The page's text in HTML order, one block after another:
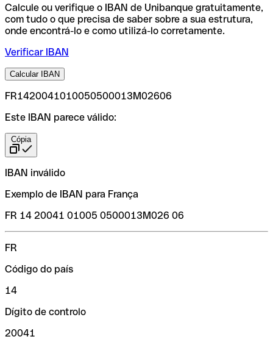
Calcule ou verifique o IBAN de Unibanque gratuitamente,
com tudo o que precisa de saber sobre a sua estrutura,
onde encontrá-lo e como utilizá-lo corretamente.
Verificar IBAN
Calcular IBAN
FR1420041010050500013M02606
Este IBAN parece válido:
Cópia
IBAN inválido
Exemplo de IBAN para França
FR 14 20041 01005 0500013M026 06
FR
Código do país
14
Dígito de controlo
20041